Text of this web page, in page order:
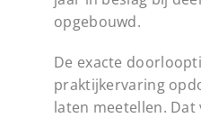
opgebouwd.
De exacte
praktijkervaring
laten meetellen.